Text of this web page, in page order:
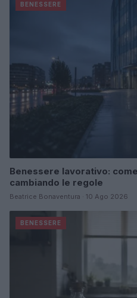
BENESSERE
Benessere lavorativo:
cambiando le regole
Beatrice Bonaventura · 10 Ago 2026
BENESSERE